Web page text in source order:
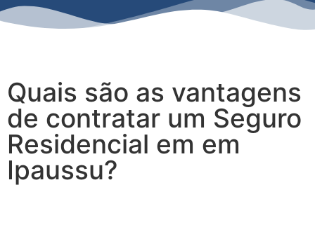
Quais são as vantagens
de contratar um Seguro
Residencial em em
Ipaussu?